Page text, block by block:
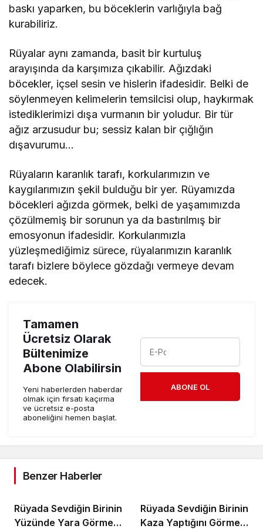
baskı yaparken, bu böceklerin varlığıyla bağ
kurabiliriz.
Rüyalar aynı zamanda, basit bir kurtuluş
arayışında da karşımıza çıkabilir. Ağızdaki
böcekler, içsel sesin ve hislerin ifadesidir. Belki de
söylenmeyen kelimelerin temsilcisi olup, haykırmak
istediklerimizi dışa vurmanın bir yoludur. Bir tür
ağız arzusudur bu; sessiz kalan bir çığlığın
dışavurumu…
Rüyaların karanlık tarafı, korkularımızın ve
kaygılarımızın şekil bulduğu bir yer. Rüyamızda
böcekleri ağızda görmek, belki de yaşamımızda
çözülmemiş bir sorunun ya da bastırılmış bir
emosyonun ifadesidir. Korkularımızla
yüzleşmediğimiz sürece, rüyalarımızın karanlık
tarafı bizlere böylece gözdağı vermeye devam
edecek.
Tamamen
Ücretsiz Olarak
Bültenimize
Abone Olabilirsin
Yeni haberlerden haberdar
olmak için fırsatı kaçırma
ve ücretsiz e-posta
aboneliğini hemen başlat.
ABONE OL
Benzer Haberler
Rüyada Sevdiğin Birinin
Yüzünde Yara Görmek
Rüyada Sevdiğin Birinin
Kaza Yaptığını Görmek